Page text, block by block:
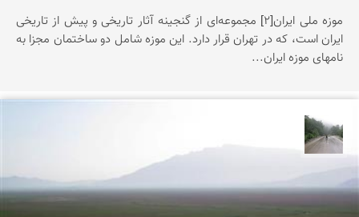
موزه ملی ایران[۲] مجموعه‌ای از گنجینه آثار تاریخی و پیش از تاریخی
ایران است، که در تهران قرار دارد. این موزه شامل دو ساختمان مجزا به
نامهای موزه ایران...